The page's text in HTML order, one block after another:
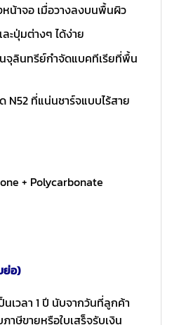
น้าจอ เมื่อวางลงบนพื้นผิว
ะปุ่มต่างๆ ได้ง่าย
จุลินทรีย์กำจัดแบคทีเรียที่พื้น
N52 ที่แน่นชาร์จแบบไร้สาย
+ Polycarbonate
ย่อ)
เวลา 1 ปี นับจากวันที่ลูกค้า
าษีขายหรือใบเสร็จรับเงิน